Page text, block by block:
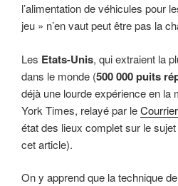
l’alimentation de véhicules pour
jeu » n’en vaut peut être pas la
Les Etats-Unis, qui extraient la
dans le monde (500 000 puits
déjà une lourde expérience en la
York Times, relayé par le
état des lieux complet sur le
cet article).
On y apprend que la technique